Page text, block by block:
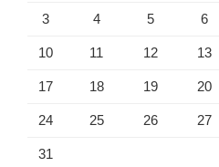
3 4 5 6
10 11 12 13
17 18 19 20
24 25 26 27
31